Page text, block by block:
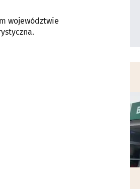
województwie